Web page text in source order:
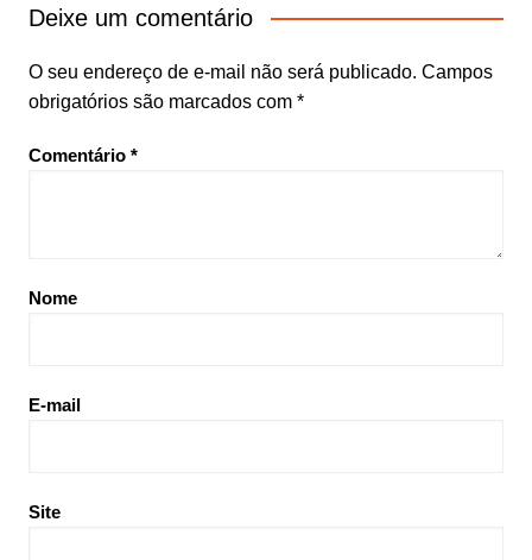
Deixe um comentário
O seu endereço de e-mail não será publicado. Campos
obrigatórios são marcados com *
Comentário *
Nome
E-mail
Site